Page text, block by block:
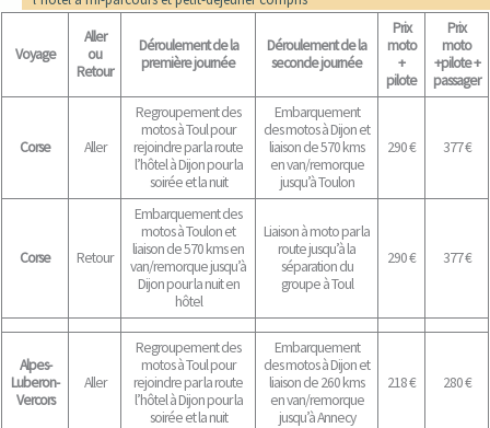
Voyage
Aller
ou
Retour
Déroulement de la
première journée
Déroulement de la
seconde journée
Prix
moto
+
pilote
Prix
moto
+pilote +
passager
Corse Aller
Regroupement des
motos à Toul pour
rejoindre par la route
l’hôtel à Dijon pour la
soirée et la nuit
Embarquement
des motos à Dijon et
liaison de 570 kms
en van/remorque
jusqu’à Toulon
290 € 377 €
Corse Retour
Embarquement des
motos à Toulon et
liaison de 570 kms en
van/remorque jusqu’à
Dijon pour la nuit en
hôtel
Liaison à moto par la
route jusqu’à la
séparation du
groupe à Toul
290 € 377 €
Alpes-
Luberon-
Vercors
Aller
Regroupement des
motos à Toul pour
rejoindre par la route
l’hôtel à Dijon pour la
soirée et la nuit
Embarquement
des motos à Dijon et
liaison de 260 kms
en van/remorque
jusqu’à Annecy
218 € 280 €